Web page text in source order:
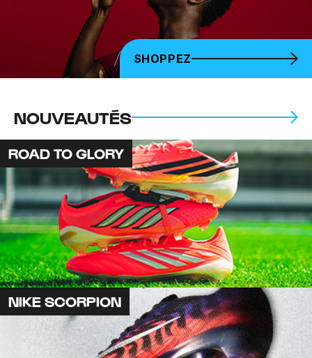
SHOPPEZ
NOUVEAUTÉS
ROAD TO GLORY
NIKE SCORPION